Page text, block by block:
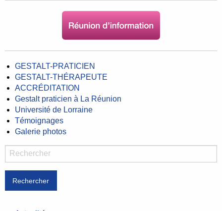
GESTALT-PRATICIEN
GESTALT-THÉRAPEUTE
ACCRÉDITATION
Gestalt praticien à La Réunion
Université de Lorraine
Témoignages
Galerie photos
Rechercher